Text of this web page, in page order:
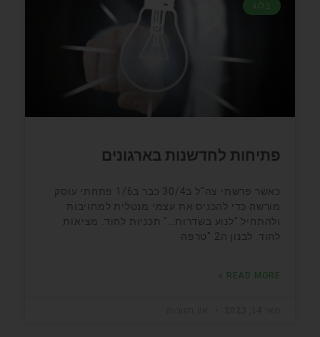
בלוג
פתיחות לחדשנות בארגונים
כאשר פרשתי צה"ל ב30/4 כבר ב1/6 פתחתי עוסק
מורשה כדי להכניס את עצמי מנטלית למחויבות
ולהתחיל "לנוע בשדרות…" תכניות לחוד. מציאות
לחוד. לבנון ה2 "טרפה
READ MORE »